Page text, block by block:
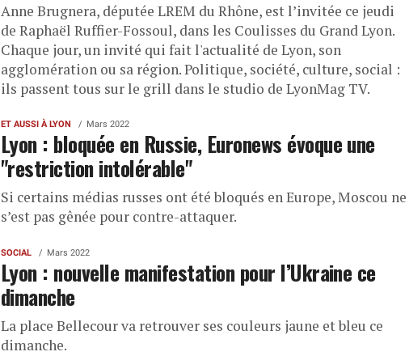
Anne Brugnera, députée LREM du Rhône, est l’invitée ce jeudi
de Raphaël Ruffier-Fossoul, dans les Coulisses du Grand Lyon.
Chaque jour, un invité qui fait l'actualité de Lyon, son
agglomération ou sa région. Politique, société, culture, social :
ils passent tous sur le grill dans le studio de LyonMag TV.
ET AUSSI À LYON Mars 2022
Lyon : bloquée en Russie, Euronews évoque une
"restriction intolérable"
Si certains médias russes ont été bloqués en Europe, Moscou ne
s’est pas gênée pour contre-attaquer.
SOCIAL Mars 2022
Lyon : nouvelle manifestation pour l’Ukraine ce
dimanche
La place Bellecour va retrouver ses couleurs jaune et bleu ce
dimanche.